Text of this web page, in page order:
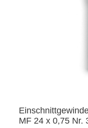
MF 24 x 0,75 Nr.